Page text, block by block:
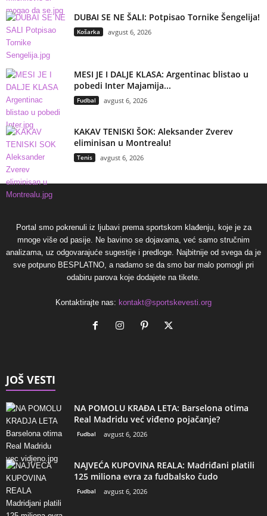
DUBAI SE NE ŠALI: Potpisao Tornike Šengelija!
Košarka avgust 6, 2026
MESI JE I DALJE KLASA: Argentinac blistao u
pobedi Inter Majamija...
Fudbal avgust 6, 2026
KAKAV TENISKI ŠOK: Aleksander Zverev
eliminisan u Montrealu!
Tenis avgust 6, 2026
Portal smo pokrenuli iz ljubavi prema sportskom klađenju, koje je za
mnoge više od pasije. Ne bavimo se dojavama, već samo stručnim
analizama, uz odgovarajuće sugestije i predloge. Najbitnije od svega da je
sve potpuno BESPLATNO, a nadamo se da smo bar malo pomogli pri
odabiru parova koje dodajete na tikete.
Kontaktirajte nas: kontakt@sportskevesti.org
JOŠ VESTI
NA POMOLU KRAĐA LETA: Barselona otima
Real Madridu već viđeno pojačanje?
Fudbal avgust 6, 2026
NAJVEĆA KUPOVINA REALA: Madriđani platili
125 miliona evra za fudbalsko čudo
Fudbal avgust 6, 2026